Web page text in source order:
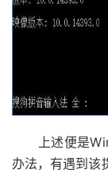
上述便是
办法，有遇到该